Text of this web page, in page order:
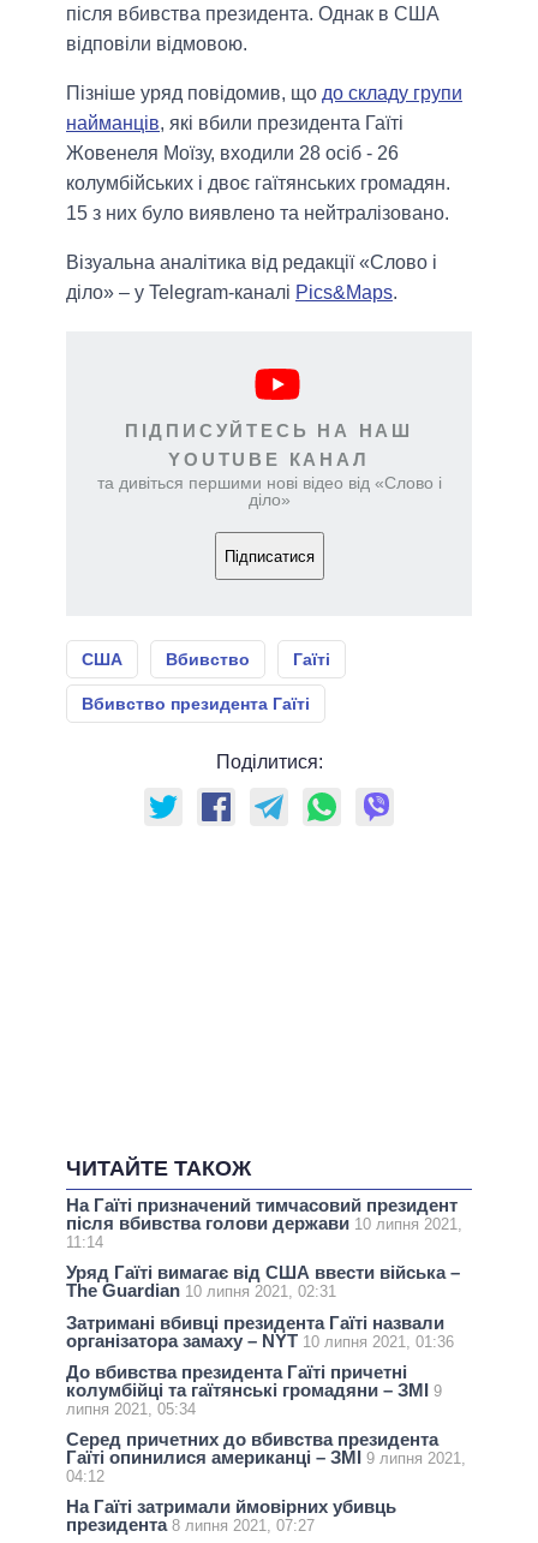
після вбивства президента. Однак в США
відповіли відмовою.
Пізніше уряд повідомив, що до складу групи
найманців, які вбили президента Гаїті
Жовенеля Моїзу, входили 28 осіб - 26
колумбійських і двоє гаїтянських громадян.
15 з них було виявлено та нейтралізовано.
Візуальна аналітика від редакції «Слово і
діло» – у Telegram-каналі Pics&Maps.
ПІДПИСУЙТЕСЬ НА НАШ
YOUTUBE КАНАЛ
та дивіться першими нові відео від «Слово і
діло»
Підписатися
США Вбивство Гаїті
Вбивство президента Гаїті
Поділитися:
ЧИТАЙТЕ ТАКОЖ
На Гаїті призначений тимчасовий президент
після вбивства голови держави 10 липня 2021,
11:14
Уряд Гаїті вимагає від США ввести війська –
The Guardian 10 липня 2021, 02:31
Затримані вбивці президента Гаїті назвали
організатора замаху – NYT 10 липня 2021, 01:36
До вбивства президента Гаїті причетні
колумбійці та гаїтянські громадяни – ЗМІ 9
липня 2021, 05:34
Серед причетних до вбивства президента
Гаїті опинилися американці – ЗМІ 9 липня 2021,
04:12
На Гаїті затримали ймовірних убивць
президента 8 липня 2021, 07:27